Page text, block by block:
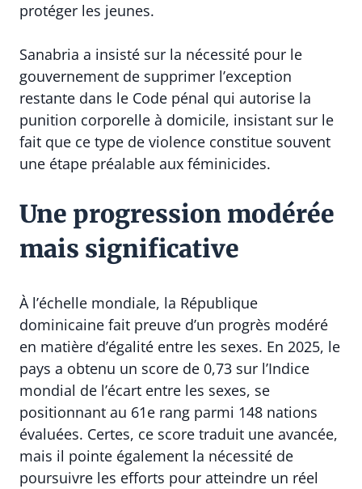
protéger les jeunes.
Sanabria a insisté sur la nécessité pour le
gouvernement de supprimer l’exception
restante dans le Code pénal qui autorise la
punition corporelle à domicile, insistant sur le
fait que ce type de violence constitue souvent
une étape préalable aux féminicides.
Une progression modérée
mais significative
À l’échelle mondiale, la République
dominicaine fait preuve d’un progrès modéré
en matière d’égalité entre les sexes. En 2025, le
pays a obtenu un score de 0,73 sur l’Indice
mondial de l’écart entre les sexes, se
positionnant au 61e rang parmi 148 nations
évaluées. Certes, ce score traduit une avancée,
mais il pointe également la nécessité de
poursuivre les efforts pour atteindre un réel